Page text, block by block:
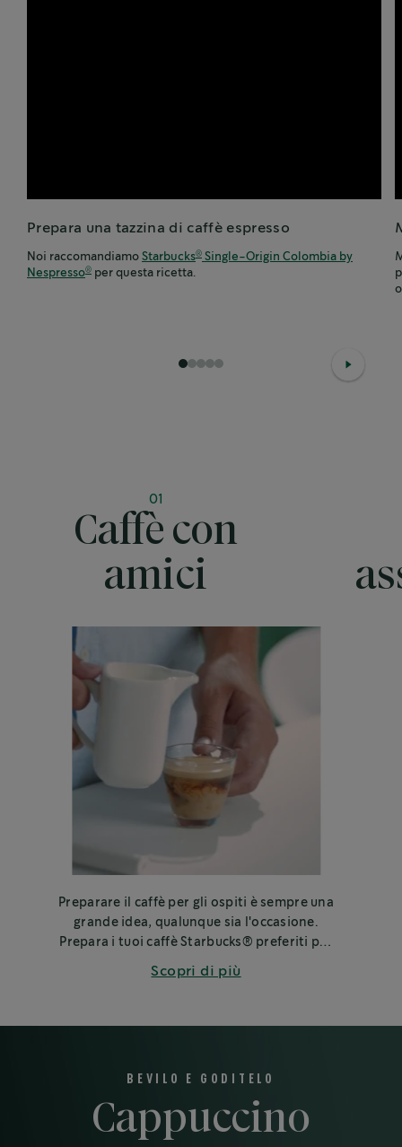
Prepara una tazzina di caffè espresso
Noi raccomandiamo Starbucks® Single-Origin Colombia by
Nespresso® per questa ricetta.
1 234
01
Caffè con
amici
Preparare il caffè per gli ospiti è sempre una
grande idea, qualunque sia l'occasione.
Prepara i tuoi caffè Starbucks® preferiti per
amici, familiari o colleghi.
Scopri di più
BEVILO E GODITELO
Cappuccino